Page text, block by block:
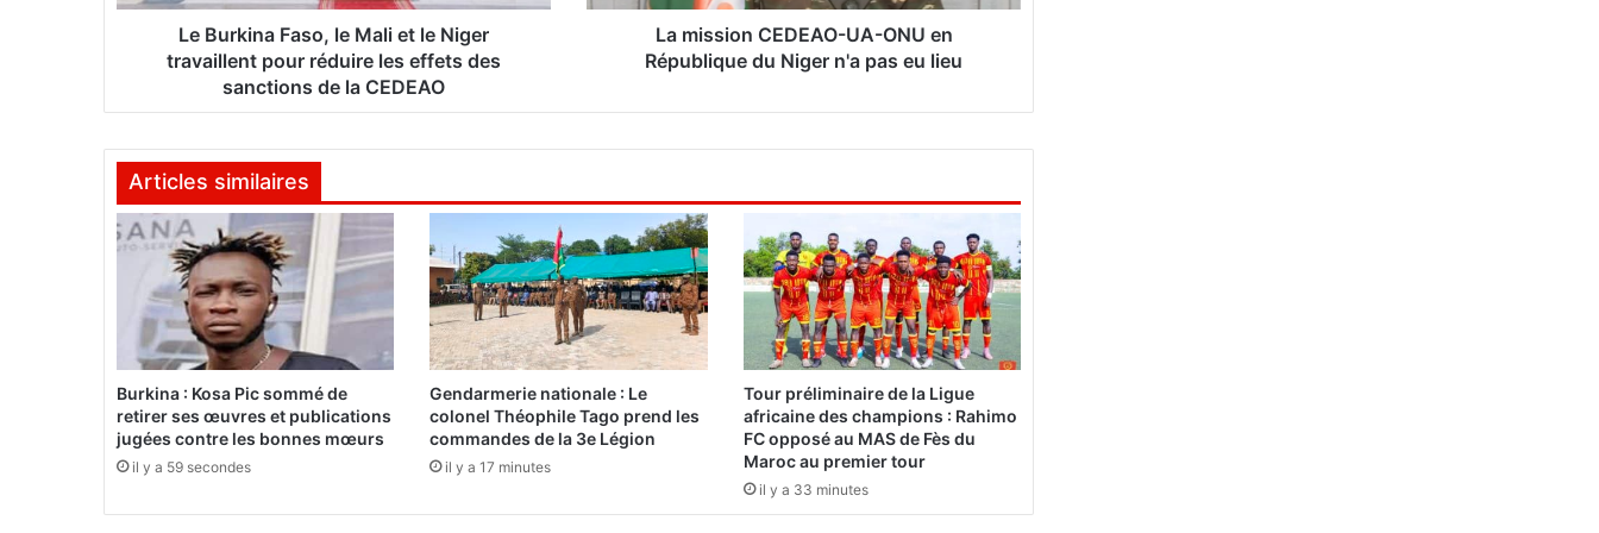
a
o
l
M
a
l
e
i
g
Le Burkina Faso, le Mali et le Niger
travaillent pour réduire les effets des
sanctions de la CEDEAO
n
E
U
-
O
N
U
e
R
é
La mission CEDEAO-UA-ONU en
République du Niger n'a pas eu lieu
Articles similaires
Burkina : Kosa Pic sommé de
retirer ses œuvres et publications
jugées contre les bonnes mœurs
il y a 59 secondes
Gendarmerie nationale : Le
colonel Théophile Tago prend les
commandes de la 3e Légion
il y a 17 minutes
Tour préliminaire de la Ligue
africaine des champions : Rahimo
FC opposé au MAS de Fès du
Maroc au premier tour
il y a 33 minutes